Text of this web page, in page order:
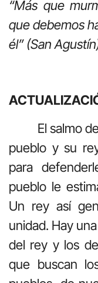
“Más que
que debemos
él” (San
El salmo
pueblo y su
para
pueblo le
Un rey así
unidad. Hay
del rey y los
que buscan